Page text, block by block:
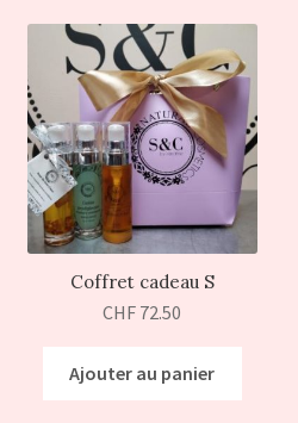
Coffret cadeau S
CHF 72.50
Ajouter au panier